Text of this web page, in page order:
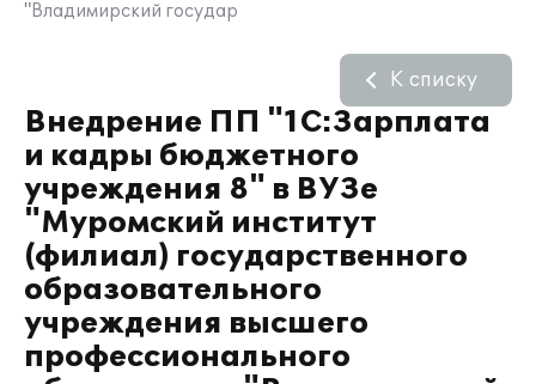
"Владимирский государ
Внедрение ПП "1С:Зарплата
и кадры бюджетного
учреждения 8" в ВУЗе
"Муромский институт
(филиал) государственного
образовательного
учреждения высшего
профессионального
К списку